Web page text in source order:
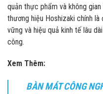
quản thực phẩm và không
thương hiệu Hoshizaki chính
vững và hiệu quả kinh tế lâu
công.
Xem Thêm:
BÀN MÁT CÔNG